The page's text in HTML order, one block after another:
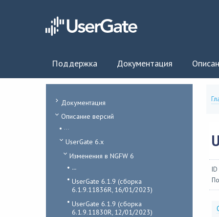
Поддержка Документация
Документация
Описание версий
UserGate 6.x
Изменения в NGFW 6
...
UserGate 6.1.9 (сборка
6.1.9.11836R, 16/01/2023)
UserGate 6.1.9 (сборка
6.1.9.11830R, 12/01/2023)
ID